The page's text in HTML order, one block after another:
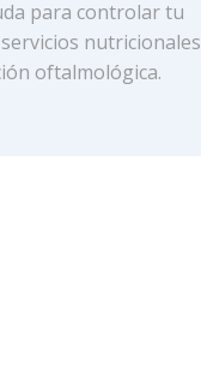
para controlar tu
nutricionales
oftalmológica.